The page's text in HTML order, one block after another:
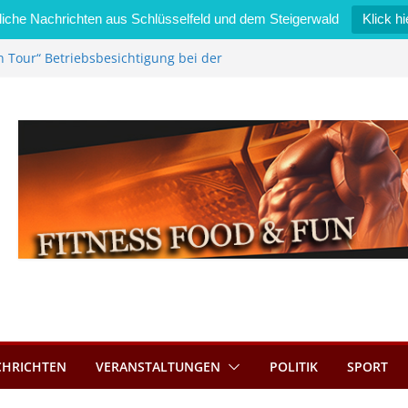
Nachrichten aus Schlüsselfeld und dem Steigerwald Klick
Tour“ Betriebsbesichtigung bei der
bietet Online-Anmeldung für
an
im Wert von 600 Euro
VERANSTALTUNGEN POLITIK SPORT